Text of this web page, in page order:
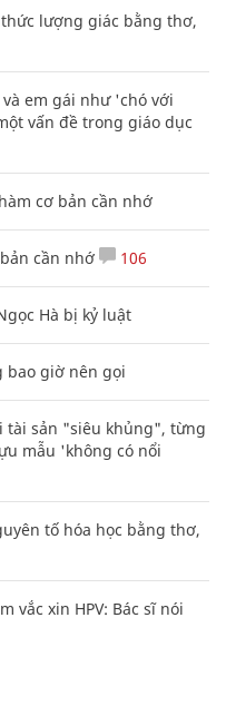
lượng giác bằng thơ,
em gái như 'chó với
vấn đề trong giáo dục
cơ bản cần nhớ
cần nhớ 106
Hà bị kỷ luật
bao giờ nên gọi
tài sản "siêu khủng", từng
mẫu 'không có nổi
tố hóa học bằng thơ,
vắc xin HPV: Bác sĩ nói